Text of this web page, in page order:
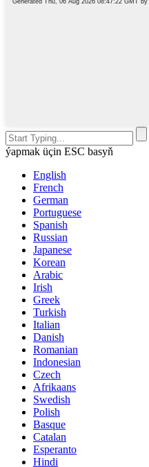
ýapmak üçin ESC basyň
English
French
German
Portuguese
Spanish
Russian
Japanese
Korean
Arabic
Irish
Greek
Turkish
Italian
Danish
Romanian
Indonesian
Czech
Afrikaans
Swedish
Polish
Basque
Catalan
Esperanto
Hindi